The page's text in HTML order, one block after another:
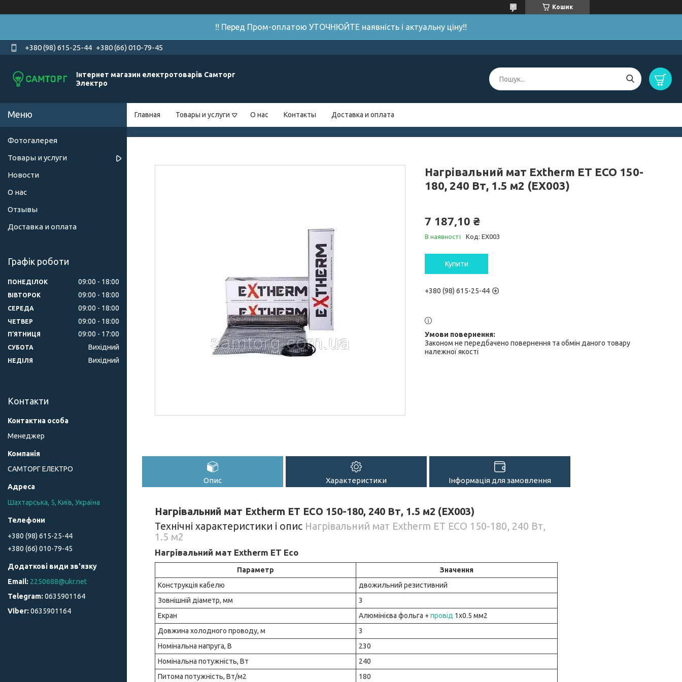
Кошик
!! Перед Пром-оплатою УТОЧНЮЙТЕ наявність і актуальну ціну!!
+380 (98) 615-25-44 +380 (66) 010-79-45
Інтернет магазин електротоварів Самторг
Электро
Главная Товары и услуги О нас Контакты Доставка и оплата
Нагрівальний мат Extherm ET ECO 150-
180, 240 Вт, 1.5 м2 (EX003)
7 187,10 ₴
В наявності Код: EX003
Купити
+380 (98) 615-25-44
Законом не передбачено повернення та обмін даного товару
належної якості
Опис Характеристики Інформація для замовлення
Нагрівальний мат Extherm ET ECO 150-180, 240 Вт, 1.5 м2 (EX003)
Технічні характеристики і опис Нагрівальний мат Extherm ET ECO 150-180, 240 Вт,
1.5 м2
Нагрівальний мат Extherm ET Eco
Параметр
Значення
Конструкція кабелю
двожильний резистивний
Зовнішній діаметр, мм
3
Екран
Алюмінієва фольга + провід 1х0.5 мм2
Довжина холодного проводу, м
3
Номінальна напруга, В
230
Номінальна потужність, Вт
240
Питома потужність, Вт/м2
180
Фотогалерея
Товары и услуги
Новости
О нас
Отзывы
Доставка и оплата
Графік роботи
ПОНЕДІЛОК 09:00 18:00
ВІВТОРОК 09:00 18:00
СЕРЕДА 09:00 18:00
ЧЕТВЕР 09:00 18:00
ПʼЯТНИЦЯ 09:00 17:00
СУБОТА Вихідний
НЕДІЛЯ Вихідний
Контакти
Менеджер
САМТОРГ ЕЛЕКТРО
Шахтарська, 5, Київ, Україна
+380 (98) 615-25-44
+380 (66) 010-79-45
2250688@ukr.net
0635901164
0635901164